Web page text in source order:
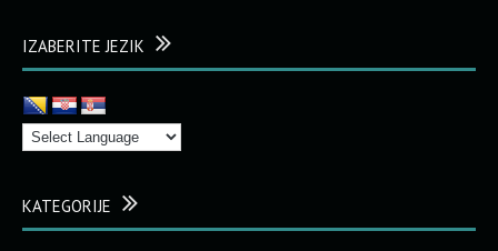
IZABERITE JEZIK
KATEGORIJE